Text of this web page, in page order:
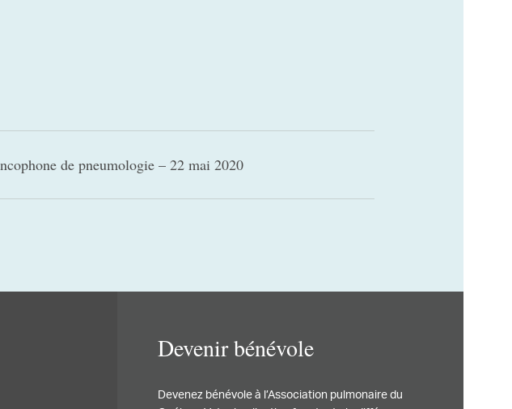
de pneumologie – 22 mai 2020
Devenir bénévole
Devenez bénévole à l’Association pulmonaire du